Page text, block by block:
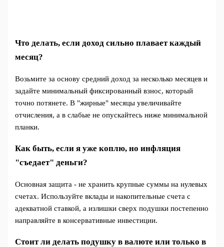
Что делать, если доход сильно плавает каждый
месяц?
Возьмите за основу средний доход за несколько месяцев и
задайте минимальный фиксированный взнос, который
точно потянете. В "жирные" месяцы увеличивайте
отчисления, а в слабые не опускайтесь ниже минимальной
планки.
Как быть, если я уже коплю, но инфляция
"съедает" деньги?
Основная защита - не хранить крупные суммы на нулевых
счетах. Используйте вклады и накопительные счета с
адекватной ставкой, а излишки сверх подушки постепенно
направляйте в консервативные инвестиции.
Стоит ли делать подушку в валюте или только в